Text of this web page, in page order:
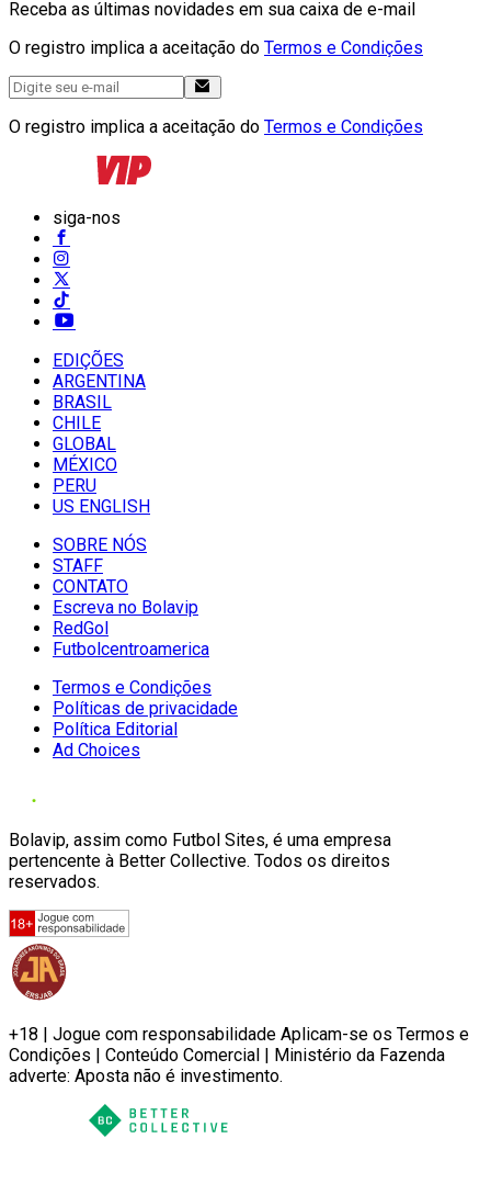
Receba as últimas novidades em sua caixa de e-mail
O registro implica a aceitação do Termos e Condições
O registro implica a aceitação do Termos e Condições
siga-nos
EDIÇÕES
ARGENTINA
BRASIL
CHILE
GLOBAL
MÉXICO
PERU
US ENGLISH
SOBRE NÓS
STAFF
CONTATO
Escreva no Bolavip
RedGol
Futbolcentroamerica
Termos e Condições
Políticas de privacidade
Política Editorial
Ad Choices
Bolavip, assim como Futbol Sites, é uma empresa
pertencente à Better Collective. Todos os direitos
reservados.
+18 | Jogue com responsabilidade Aplicam-se os Termos e
Condições | Conteúdo Comercial | Ministério da Fazenda
adverte: Aposta não é investimento.